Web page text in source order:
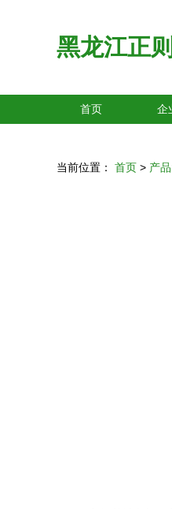
黑龙江正
首页 企
当前位置： 首页 > 产